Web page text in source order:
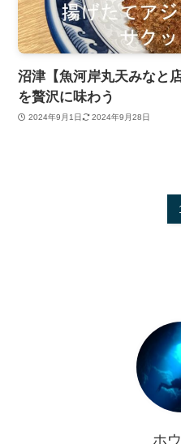
沼津【魚河岸丸天みなと
を贅沢に味わう
2024年9月1日 2024年9月28日
ホ